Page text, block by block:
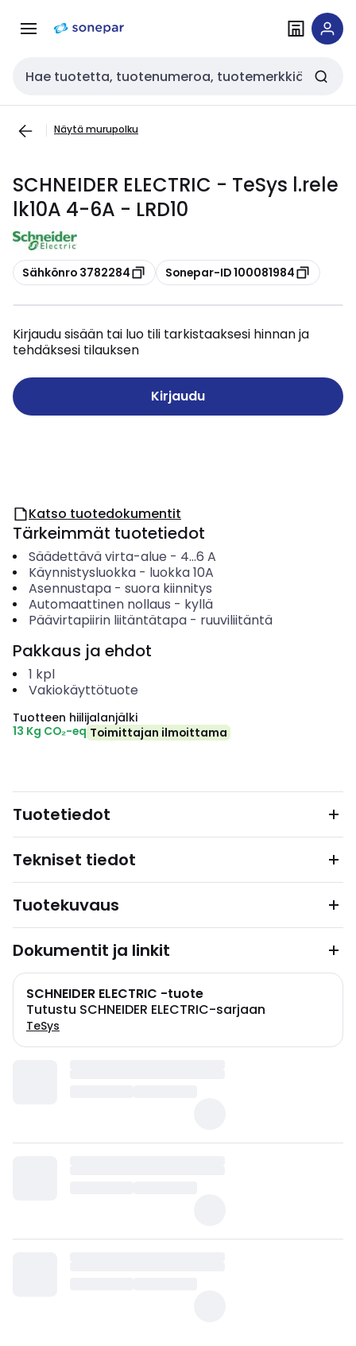
navigointiinsisältöön
Haku
Näytä murupolku
SCHNEIDER ELECTRIC - TeSys l.rele
lk10A 4-6A - LRD10
Kopioi
Sähkönro 3782284 Kopioi
Sonepar-ID 100081984
Kirjaudu sisään tai luo tili tarkistaaksesi hinnan ja
tehdäksesi tilauksen
Kirjaudu
Katso tuotedokumentit
Tärkeimmät tuotetiedot
Säädettävä virta-alue - 4...6 A
Käynnistysluokka- luokka 10A
Asennustapa- suora kiinnitys
Automaattinen nollaus - kyllä
Päävirtapiirin liitäntätapa- ruuviliitäntä
Pakkaus ja ehdot
1 kpl
Vakiokäyttötuote
Tuotteen hiilijalanjälki
13 Kg CO₂-eq Toimittajan ilmoittama
Tuotetiedot
Tekniset tiedot
Tuotekuvaus
Dokumentit ja linkit
SCHNEIDER ELECTRIC -tuote
Tutustu SCHNEIDER ELECTRIC-sarjaan
TeSys